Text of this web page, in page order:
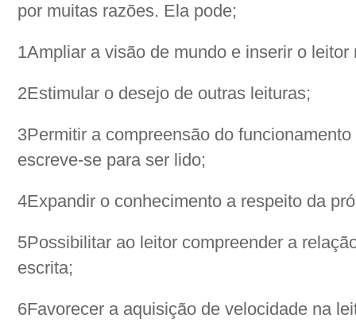
por muitas razões. Ela pode;
1Ampliar a visão de mundo e inserir o leitor
2Estimular o desejo de outras leituras;
3Permitir a compreensão do
escreve-se para ser lido;
4Expandir o conhecimento a respeito da
5Possibilitar ao leitor compreender a
escrita;
6Favorecer a aquisição de velocidade na